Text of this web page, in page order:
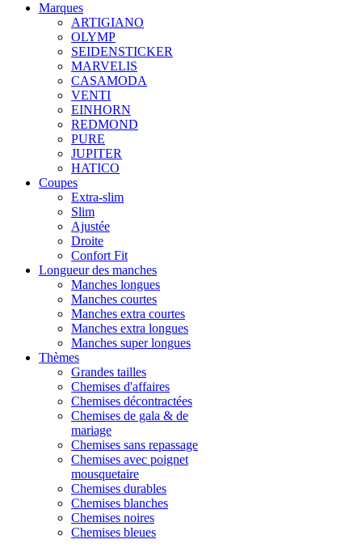
Marques
ARTIGIANO
OLYMP
SEIDENSTICKER
MARVELIS
CASAMODA
VENTI
EINHORN
REDMOND
PURE
JUPITER
HATICO
Coupes
Extra-slim
Slim
Ajustée
Droite
Confort Fit
Longueur des manches
Manches longues
Manches courtes
Manches extra courtes
Manches extra longues
Manches super longues
Thèmes
Grandes tailles
Chemises d'affaires
Chemises décontractées
Chemises de gala & de
mariage
Chemises sans repassage
Chemises avec poignet
mousquetaire
Chemises durables
Chemises blanches
Chemises noires
Chemises bleues